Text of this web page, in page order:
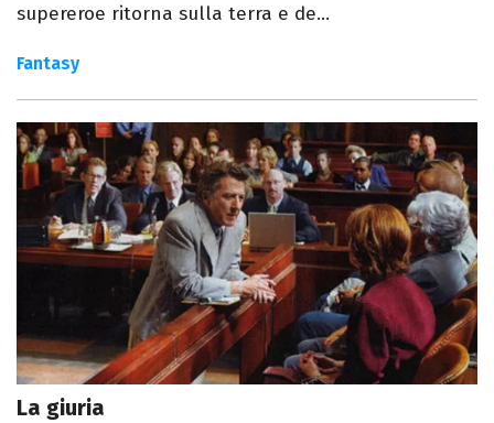
supereroe ritorna sulla terra e de...
Fantasy
La giuria